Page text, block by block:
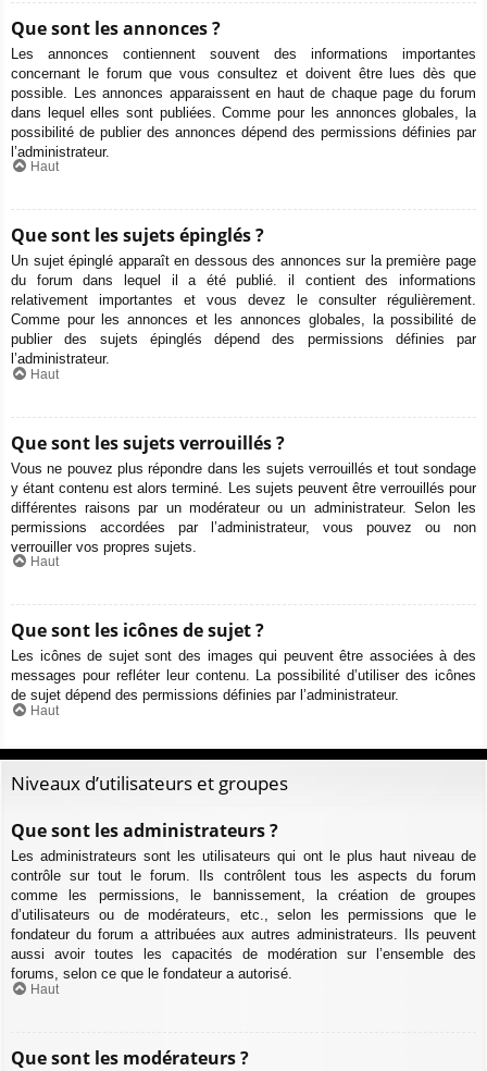
Que sont les annonces ?
Les annonces contiennent souvent des informations importantes
concernant le forum que vous consultez et doivent être lues dès que
possible. Les annonces apparaissent en haut de chaque page du forum
dans lequel elles sont publiées. Comme pour les annonces globales, la
possibilité de publier des annonces dépend des permissions définies par
l’administrateur.
Haut
Que sont les sujets épinglés ?
Un sujet épinglé apparaît en dessous des annonces sur la première page
du forum dans lequel il a été publié. il contient des informations
relativement importantes et vous devez le consulter régulièrement.
Comme pour les annonces et les annonces globales, la possibilité de
publier des sujets épinglés dépend des permissions définies par
l’administrateur.
Haut
Que sont les sujets verrouillés ?
Vous ne pouvez plus répondre dans les sujets verrouillés et tout sondage
y étant contenu est alors terminé. Les sujets peuvent être verrouillés pour
différentes raisons par un modérateur ou un administrateur. Selon les
permissions accordées par l’administrateur, vous pouvez ou non
verrouiller vos propres sujets.
Haut
Que sont les icônes de sujet ?
Les icônes de sujet sont des images qui peuvent être associées à des
messages pour refléter leur contenu. La possibilité d’utiliser des icônes
de sujet dépend des permissions définies par l’administrateur.
Haut
Niveaux d’utilisateurs et groupes
Que sont les administrateurs ?
Les administrateurs sont les utilisateurs qui ont le plus haut niveau de
contrôle sur tout le forum. Ils contrôlent tous les aspects du forum
comme les permissions, le bannissement, la création de groupes
d’utilisateurs ou de modérateurs, etc., selon les permissions que le
fondateur du forum a attribuées aux autres administrateurs. Ils peuvent
aussi avoir toutes les capacités de modération sur l’ensemble des
forums, selon ce que le fondateur a autorisé.
Haut
Que sont les modérateurs ?